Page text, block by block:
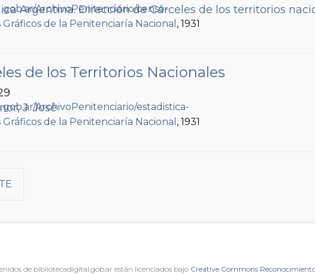
Argentina. Dirección de Cárceles de los territorios
Gráficos de la Penitenciaría Nacional , 1931
de los Territorios Nacionales
J. José
Gráficos de la Penitenciaría Nacional , 1931
de bibliotecadigital.gob.ar están licenciados bajo Creative Commons